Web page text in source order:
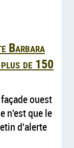
Barbara
de 150
ouest
n'est que le
d'alerte